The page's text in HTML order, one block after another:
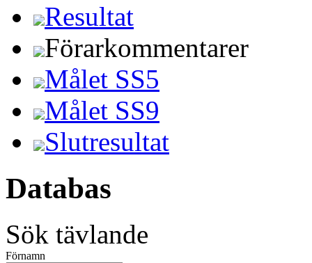
Resultat
Förarkommentarer
Målet SS5
Målet SS9
Slutresultat
Databas
Sök tävlande
Förnamn